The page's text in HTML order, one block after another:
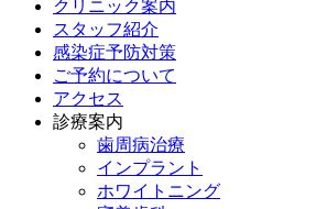
クリニック案内
スタッフ紹介
感染症予防対策
ご予約について
アクセス
診療案内
歯周病治療
インプラント
ホワイトニング